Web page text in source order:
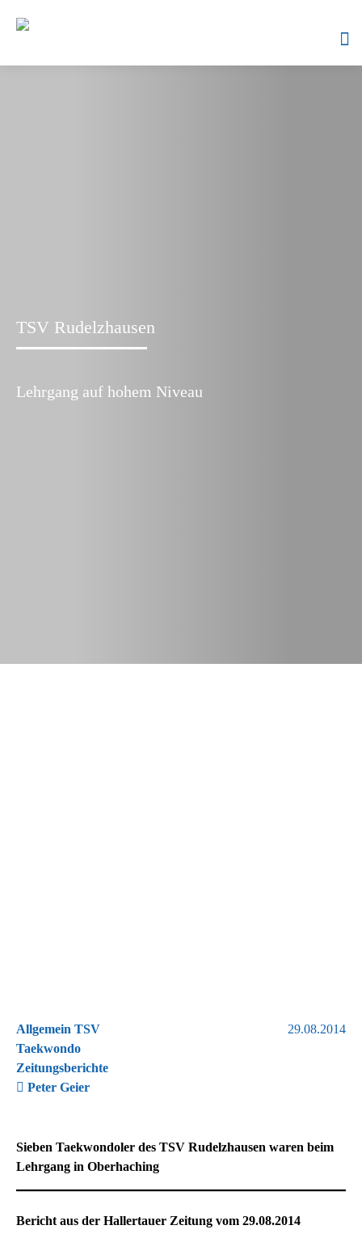
TSV Rudelzhausen
Lehrgang auf hohem Niveau
Allgemein TSV
Taekwondo
Zeitungsberichte
Peter Geier
29.08.2014
Sieben Taekwondoler des TSV Rudelzhausen waren beim
Lehrgang in Oberhaching
Bericht aus der Hallertauer Zeitung vom 29.08.2014